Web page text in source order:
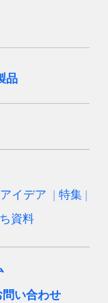
品
イデア
特集
資料
問い合わせ